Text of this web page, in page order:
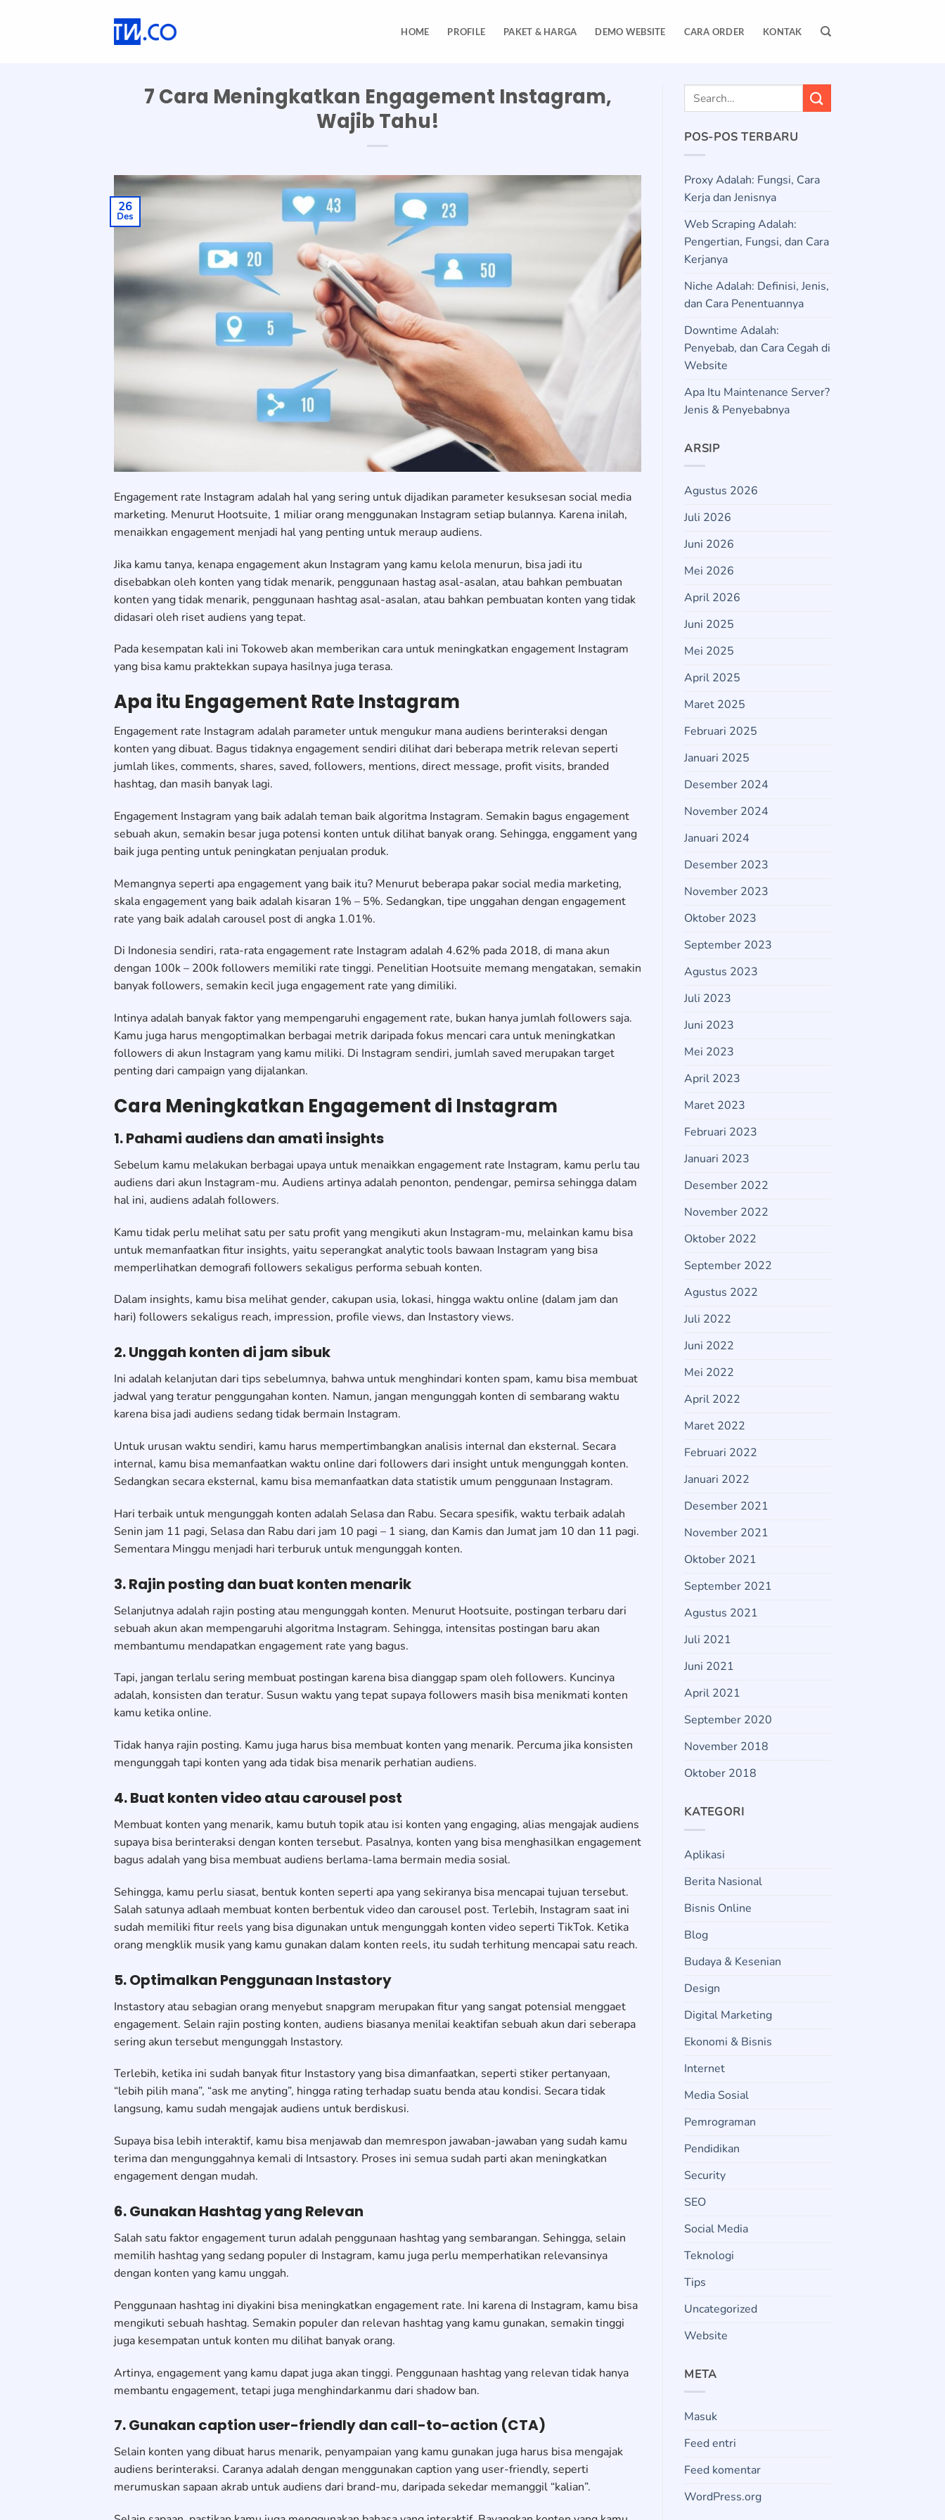
HOME PROFILE PAKET & HARGA DEMO WEBSITE CARA ORDER KONTAK
7 Cara Meningkatkan Engagement Instagram,
Wajib Tahu!
26
Des
Engagement rate Instagram adalah hal yang sering untuk dijadikan parameter kesuksesan social media
marketing. Menurut Hootsuite, 1 miliar orang menggunakan Instagram setiap bulannya. Karena inilah,
menaikkan engagement menjadi hal yang penting untuk meraup audiens.
Jika kamu tanya, kenapa engagement akun Instagram yang kamu kelola menurun, bisa jadi itu
disebabkan oleh konten yang tidak menarik, penggunaan hastag asal-asalan, atau bahkan pembuatan
konten yang tidak menarik, penggunaan hashtag asal-asalan, atau bahkan pembuatan konten yang tidak
didasari oleh riset audiens yang tepat.
Pada kesempatan kali ini Tokoweb akan memberikan cara untuk meningkatkan engagement Instagram
yang bisa kamu praktekkan supaya hasilnya juga terasa.
Apa itu Engagement Rate Instagram
Engagement rate Instagram adalah parameter untuk mengukur mana audiens berinteraksi dengan
konten yang dibuat. Bagus tidaknya engagement sendiri dilihat dari beberapa metrik relevan seperti
jumlah likes, comments, shares, saved, followers, mentions, direct message, profit visits, branded
hashtag, dan masih banyak lagi.
Engagement Instagram yang baik adalah teman baik algoritma Instagram. Semakin bagus engagement
sebuah akun, semakin besar juga potensi konten untuk dilihat banyak orang. Sehingga, enggament yang
baik juga penting untuk peningkatan penjualan produk.
Memangnya seperti apa engagement yang baik itu? Menurut beberapa pakar social media marketing,
skala engagement yang baik adalah kisaran 1% – 5%. Sedangkan, tipe unggahan dengan engagement
rate yang baik adalah carousel post di angka 1.01%.
Di Indonesia sendiri, rata-rata engagement rate Instagram adalah 4.62% pada 2018, di mana akun
dengan 100k – 200k followers memiliki rate tinggi. Penelitian Hootsuite memang mengatakan, semakin
banyak followers, semakin kecil juga engagement rate yang dimiliki.
Intinya adalah banyak faktor yang mempengaruhi engagement rate, bukan hanya jumlah followers saja.
Kamu juga harus mengoptimalkan berbagai metrik daripada fokus mencari cara untuk meningkatkan
followers di akun Instagram yang kamu miliki. Di Instagram sendiri, jumlah saved merupakan target
penting dari campaign yang dijalankan.
Cara Meningkatkan Engagement di Instagram
1. Pahami audiens dan amati insights
Sebelum kamu melakukan berbagai upaya untuk menaikkan engagement rate Instagram, kamu perlu tau
audiens dari akun Instagram-mu. Audiens artinya adalah penonton, pendengar, pemirsa sehingga dalam
hal ini, audiens adalah followers.
Kamu tidak perlu melihat satu per satu profit yang mengikuti akun Instagram-mu, melainkan kamu bisa
untuk memanfaatkan fitur insights, yaitu seperangkat analytic tools bawaan Instagram yang bisa
memperlihatkan demografi followers sekaligus performa sebuah konten.
Dalam insights, kamu bisa melihat gender, cakupan usia, lokasi, hingga waktu online (dalam jam dan
hari) followers sekaligus reach, impression, profile views, dan Instastory views.
2. Unggah konten di jam sibuk
Ini adalah kelanjutan dari tips sebelumnya, bahwa untuk menghindari konten spam, kamu bisa membuat
jadwal yang teratur penggungahan konten. Namun, jangan mengunggah konten di sembarang waktu
karena bisa jadi audiens sedang tidak bermain Instagram.
Untuk urusan waktu sendiri, kamu harus mempertimbangkan analisis internal dan eksternal. Secara
internal, kamu bisa memanfaatkan waktu online dari followers dari insight untuk mengunggah konten.
Sedangkan secara eksternal, kamu bisa memanfaatkan data statistik umum penggunaan Instagram.
Hari terbaik untuk mengunggah konten adalah Selasa dan Rabu. Secara spesifik, waktu terbaik adalah
Senin jam 11 pagi, Selasa dan Rabu dari jam 10 pagi – 1 siang, dan Kamis dan Jumat jam 10 dan 11 pagi.
Sementara Minggu menjadi hari terburuk untuk mengunggah konten.
3. Rajin posting dan buat konten menarik
Selanjutnya adalah rajin posting atau mengunggah konten. Menurut Hootsuite, postingan terbaru dari
sebuah akun akan mempengaruhi algoritma Instagram. Sehingga, intensitas postingan baru akan
membantumu mendapatkan engagement rate yang bagus.
Tapi, jangan terlalu sering membuat postingan karena bisa dianggap spam oleh followers. Kuncinya
adalah, konsisten dan teratur. Susun waktu yang tepat supaya followers masih bisa menikmati konten
kamu ketika online.
Tidak hanya rajin posting. Kamu juga harus bisa membuat konten yang menarik. Percuma jika konsisten
mengunggah tapi konten yang ada tidak bisa menarik perhatian audiens.
4. Buat konten video atau carousel post
Membuat konten yang menarik, kamu butuh topik atau isi konten yang engaging, alias mengajak audiens
supaya bisa berinteraksi dengan konten tersebut. Pasalnya, konten yang bisa menghasilkan engagement
bagus adalah yang bisa membuat audiens berlama-lama bermain media sosial.
Sehingga, kamu perlu siasat, bentuk konten seperti apa yang sekiranya bisa mencapai tujuan tersebut.
Salah satunya adlaah membuat konten berbentuk video dan carousel post. Terlebih, Instagram saat ini
sudah memiliki fitur reels yang bisa digunakan untuk mengunggah konten video seperti TikTok. Ketika
orang mengklik musik yang kamu gunakan dalam konten reels, itu sudah terhitung mencapai satu reach.
5. Optimalkan Penggunaan Instastory
Instastory atau sebagian orang menyebut snapgram merupakan fitur yang sangat potensial menggaet
engagement. Selain rajin posting konten, audiens biasanya menilai keaktifan sebuah akun dari seberapa
sering akun tersebut mengunggah Instastory.
Terlebih, ketika ini sudah banyak fitur Instastory yang bisa dimanfaatkan, seperti stiker pertanyaan,
“lebih pilih mana”, “ask me anyting”, hingga rating terhadap suatu benda atau kondisi. Secara tidak
langsung, kamu sudah mengajak audiens untuk berdiskusi.
Supaya bisa lebih interaktif, kamu bisa menjawab dan memrespon jawaban-jawaban yang sudah kamu
terima dan mengunggahnya kemali di Intsastory. Proses ini semua sudah parti akan meningkatkan
engagement dengan mudah.
6. Gunakan Hashtag yang Relevan
Salah satu faktor engagement turun adalah penggunaan hashtag yang sembarangan. Sehingga, selain
memilih hashtag yang sedang populer di Instagram, kamu juga perlu memperhatikan relevansinya
dengan konten yang kamu unggah.
Penggunaan hashtag ini diyakini bisa meningkatkan engagement rate. Ini karena di Instagram, kamu bisa
mengikuti sebuah hashtag. Semakin populer dan relevan hashtag yang kamu gunakan, semakin tinggi
juga kesempatan untuk konten mu dilihat banyak orang.
Artinya, engagement yang kamu dapat juga akan tinggi. Penggunaan hashtag yang relevan tidak hanya
membantu engagement, tetapi juga menghindarkanmu dari shadow ban.
7. Gunakan caption user-friendly dan call-to-action (CTA)
Selain konten yang dibuat harus menarik, penyampaian yang kamu gunakan juga harus bisa mengajak
audiens berinteraksi. Caranya adalah dengan menggunakan caption yang user-friendly, seperti
merumuskan sapaan akrab untuk audiens dari brand-mu, daripada sekedar memanggil “kalian”.
POS-POS TERBARU
Proxy Adalah: Fungsi, Cara
Kerja dan Jenisnya
Web Scraping Adalah:
Pengertian, Fungsi, dan Cara
Kerjanya
Niche Adalah: Definisi, Jenis,
dan Cara Penentuannya
Downtime Adalah:
Penyebab, dan Cara Cegah di
Website
Apa Itu Maintenance Server?
Jenis & Penyebabnya
ARSIP
Agustus 2026
Juli 2026
Juni 2026
Mei 2026
April 2026
Juni 2025
Mei 2025
April 2025
Maret 2025
Februari 2025
Januari 2025
Desember 2024
November 2024
Januari 2024
Desember 2023
November 2023
Oktober 2023
September 2023
Agustus 2023
Juli 2023
Juni 2023
Mei 2023
April 2023
Maret 2023
Februari 2023
Januari 2023
Desember 2022
November 2022
Oktober 2022
September 2022
Agustus 2022
Juli 2022
Juni 2022
Mei 2022
April 2022
Maret 2022
Februari 2022
Januari 2022
Desember 2021
November 2021
Oktober 2021
September 2021
Agustus 2021
Juli 2021
Juni 2021
April 2021
September 2020
November 2018
Oktober 2018
KATEGORI
Aplikasi
Berita Nasional
Bisnis Online
Blog
Budaya & Kesenian
Design
Digital Marketing
Ekonomi & Bisnis
Internet
Media Sosial
Pemrograman
Pendidikan
Security
SEO
Social Media
Teknologi
Tips
Uncategorized
Website
META
Masuk
Feed entri
Feed komentar
WordPress.org